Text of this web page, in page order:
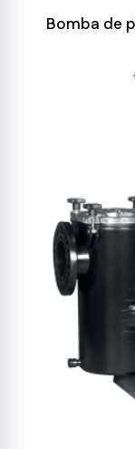
Bomba de